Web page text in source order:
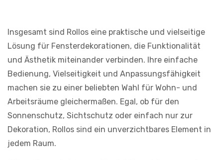
Insgesamt sind Rollos eine praktische und vielseitige
Lösung für Fensterdekorationen, die Funktionalität
und Ästhetik miteinander verbinden. Ihre einfache
Bedienung, Vielseitigkeit und Anpassungsfähigkeit
machen sie zu einer beliebten Wahl für Wohn- und
Arbeitsräume gleichermaßen. Egal, ob für den
Sonnenschutz, Sichtschutz oder einfach nur zur
Dekoration, Rollos sind ein unverzichtbares Element in
jedem Raum.